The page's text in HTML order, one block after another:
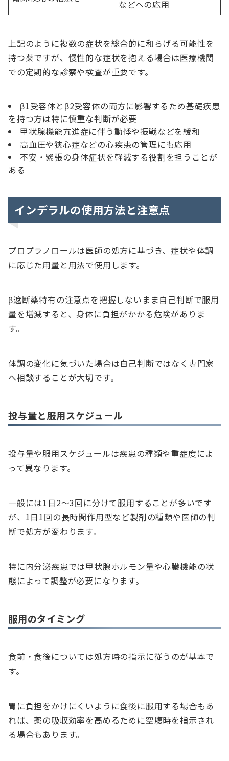
などへの応用
上記のように複数の症状を総合的に和らげる可能性を
持つ薬ですが、慢性的な症状を抱える場合は医療機関
での定期的な診察や検査が重要です。
β1受容体とβ2受容体の両方に影響するため基礎疾患
を持つ方は特に慎重な判断が必要
甲状腺機能亢進症に伴う動悸や振戦などを緩和
高血圧や狭心症などの心疾患の管理にも応用
不安・緊張の身体症状を軽減する役割を担うことが
ある
インデラルの使用方法と注意点
プロプラノロールは医師の処方に基づき、症状や体調
に応じた用量と用法で使用します。
β遮断薬特有の注意点を把握しないまま自己判断で服用
量を増減すると、身体に負担がかかる危険がありま
す。
体調の変化に気づいた場合は自己判断ではなく専門家
へ相談することが大切です。
投与量と服用スケジュール
投与量や服用スケジュールは疾患の種類や重症度によ
って異なります。
一般には1日2～3回に分けて服用することが多いです
が、1日1回の長時間作用型など製剤の種類や医師の判
断で処方が変わります。
特に内分泌疾患では甲状腺ホルモン量や心臓機能の状
態によって調整が必要になります。
服用のタイミング
食前・食後については処方時の指示に従うのが基本で
す。
胃に負担をかけにくいように食後に服用する場合もあ
れば、薬の吸収効率を高めるために空腹時を指示され
る場合もあります。